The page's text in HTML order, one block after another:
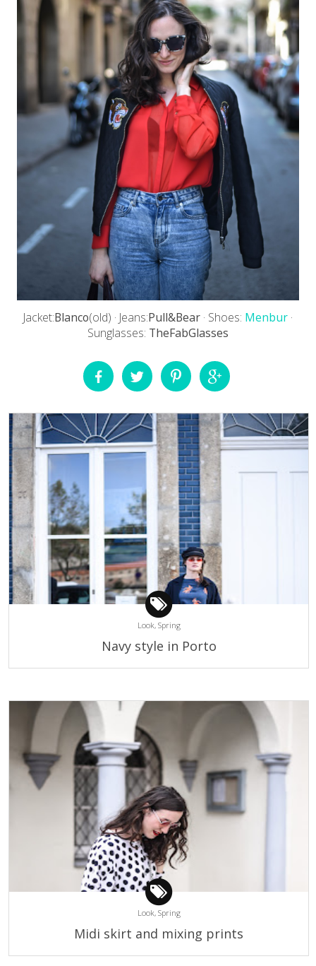
Jacket:Blanco(old) · Jeans:Pull&Bear · Shoes: Menbur ·
Sunglasses: TheFabGlasses
Look, Spring
Navy style in Porto
Look, Spring
Midi skirt and mixing prints